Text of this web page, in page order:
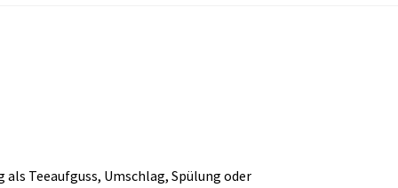
Teeaufguss, Umschlag, Spülung oder